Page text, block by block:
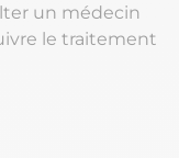
un médecin
le traitement